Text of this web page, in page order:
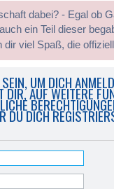
dabei? - Egal ob
ein Teil dieser
dir viel Spaß, die
UM DICH
AUF WEITERE
DU DICH